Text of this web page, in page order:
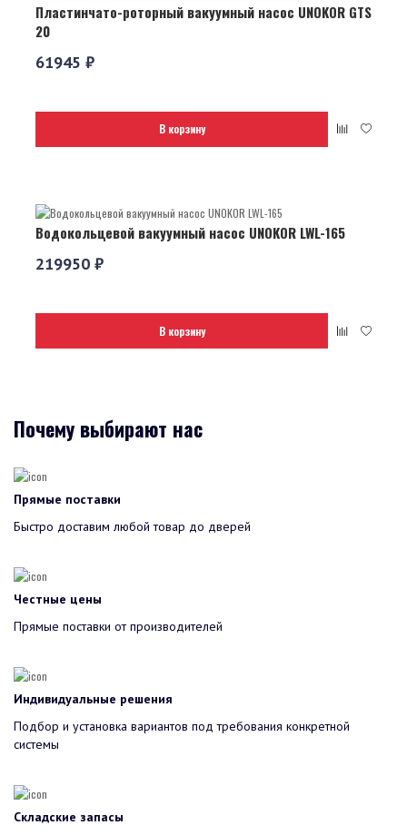
Пластинчато-роторный вакуумный насос UNOKOR GTS
20
61945 ₽
В корзину
Водокольцевой вакуумный насос UNOKOR LWL-165
219950 ₽
В корзину
Почему выбирают нас
Прямые поставки
Быстро доставим любой товар до дверей
Честные цены
Прямые поставки от производителей
Индивидуальные решения
Подбор и установка вариантов под требования конкретной
системы
Складские запасы